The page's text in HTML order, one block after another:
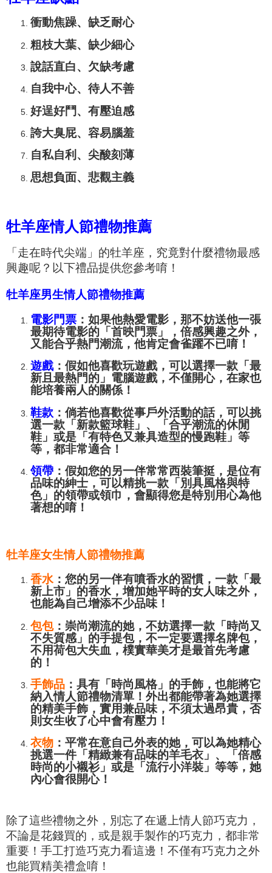
衝動焦躁、 缺乏耐心
粗枝大葉、缺少細心
說話直白、 欠缺考慮
自我中心、待人不善
好逞好鬥、 有壓迫感
誇大臭屁、 容易腦羞
自私自利、 尖酸刻薄
思想負面、 悲觀主義
牡羊座情人節禮物推薦
「走在時代尖端」的牡羊座，究竟對什麼禮物最感
興趣呢？以下禮品提供您參考唷！
牡羊座男生情人節禮物推薦
電影門票 ：如果他熱愛電影，那不妨送他一張
最期待電影的「首映門票」，倍感興趣之外，
又能合乎熱門潮流，他肯定會雀躍不已唷！
遊戲：假如他喜歡玩遊戲，可以選擇一款「最
新且最熱門的」電腦遊戲，不僅開心，在家也
能培養兩人的關係！
鞋款 ： 倘若他喜歡從事戶外活動的話，可以挑
選一款「新款籃球鞋」、「合乎潮流的休閒
鞋 」或是「有特色又兼具造型的慢跑鞋」等
等，都非常適合！
領帶 ：假如您的另一伴常常西裝筆挺，是位有
品味的紳士，可以精挑一款「別具風格與特
色」的領帶或領巾，會顯得您是特別用心為他
著想的唷！
牡羊座女生情人節禮物推薦
香水：您的另一伴有噴香水的習慣，一款「最
新上市」的香水，增加她平時的女人味之外，
也能為自己增添不少品味！
包包：崇尚潮流的她，不妨選擇一款「時尚又
不失質感」的手提包，不一定要選擇名牌包，
不用荷包大失血，樸實華美才是最首先考慮
的！
手飾品 ：具有「時尚風格」的手飾，也能將它
納入情人節禮物清單！外出都能帶著為她選擇
的精美手飾，實用兼品味，不須太過昂貴，否
則女生收了心中會有壓力！
衣物 ：平常在意自己外表的她，可以為她精心
挑選一件「精緻兼有品味的羊毛衣」、「倍感
時尚的小襯衫」或是「流行小洋裝」等等，她
內心會很開心！
除了這些禮物之外，別忘了在遞上情人節巧克力，
不論是花錢買的，或是親手製作的巧克力，都非常
重要！手工打造巧克力看這邊！不僅有巧克力之外
也能買精美禮盒唷！